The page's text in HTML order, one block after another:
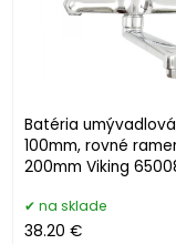
Batéria
100mm, rovné
200mm Viking
na sklade
38.20 €